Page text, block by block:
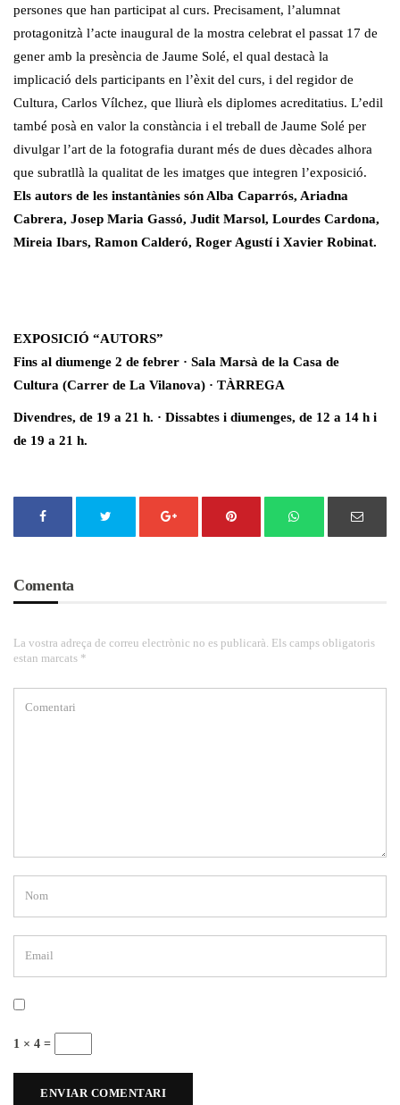
persones que han participat al curs. Precisament, l’alumnat
protagonitzà l’acte inaugural de la mostra celebrat el passat 17 de
gener amb la presència de Jaume Solé, el qual destacà la
implicació dels participants en l’èxit del curs, i del regidor de
Cultura, Carlos Vílchez, que lliurà els diplomes acreditatius. L’edil
també posà en valor la constància i el treball de Jaume Solé per
divulgar l’art de la fotografia durant més de dues dècades alhora
que subratllà la qualitat de les imatges que integren l’exposició.
Els autors de les instantànies són Alba Caparrós, Ariadna
Cabrera, Josep Maria Gassó, Judit Marsol, Lourdes Cardona,
Mireia Ibars, Ramon Calderó, Roger Agustí i Xavier Robinat.
EXPOSICIÓ “AUTORS”
Fins al diumenge 2 de febrer · Sala Marsà de la Casa de
Cultura (Carrer de La Vilanova) · TÀRREGA
Divendres, de 19 a 21 h. · Dissabtes i diumenges, de 12 a 14 h i
de 19 a 21 h.
Comenta
La vostra adreça de correu electrònic no es publicarà. Els camps obligatoris
estan marcats *
1 × 4 =